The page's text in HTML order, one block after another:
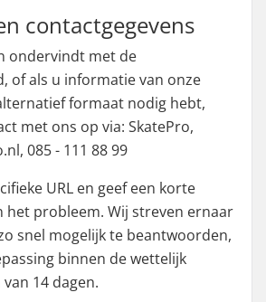
contactgegevens
ondervindt met de
of als u informatie van onze
formaat nodig hebt,
met ons op via: SkatePro,
085 - 111 88 99
URL en geef een korte
het probleem. Wij streven ernaar
snel mogelijk te beantwoorden,
binnen de wettelijk
14 dagen.